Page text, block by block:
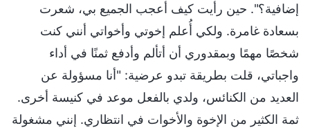
إضافية؟". حين رأيت كيف أعجب الجميع بي، شعرت
بسعادة غامرة. ولكي أُعلم إخوتي وأخواتي أنني كنت
شخصًا مهمًا وبمقدوري أن أتألم وأدفع ثمنًا في أداء
واجباتي، قلت بطريقة تبدو عرضية: "أنا مسؤولة عن
العديد من الكنائس، ولدي بالفعل موعد في كنيسة أخرى.
ثمة الكثير من الإخوة والأخوات في انتظاري. إنني مشغولة